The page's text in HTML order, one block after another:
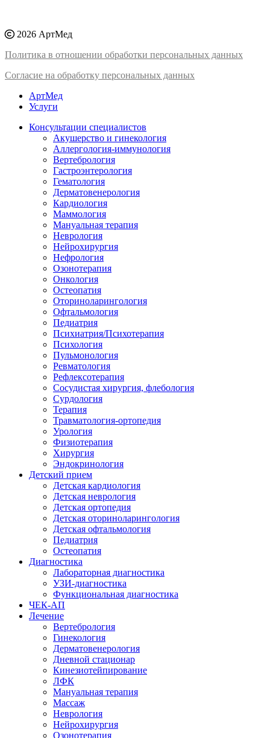
2026 АртМед
Политика в отношении обработки персональных данных
Согласие на обработку персональных данных
АртМед
Услуги
Консультации специалистов
Акушерство и гинекология
Аллергология-иммунология
Вертебрология
Гастроэнтерология
Гематология
Дерматовенерология
Кардиология
Маммология
Мануальная терапия
Неврология
Нейрохирургия
Нефрология
Озонотерапия
Онкология
Остеопатия
Оториноларингология
Офтальмология
Педиатрия
Психиатрия/Психотерапия
Психология
Пульмонология
Ревматология
Рефлексотерапия
Сосудистая хирургия, флебология
Сурдология
Терапия
Травматология-ортопедия
Урология
Физиотерапия
Хирургия
Эндокринология
Детский прием
Детская кардиология
Детская неврология
Детская ортопедия
Детская оториноларингология
Детская офтальмология
Педиатрия
Остеопатия
Диагностика
Лабораторная диагностика
УЗИ-диагностика
Функциональная диагностика
ЧЕК-АП
Лечение
Вертебрология
Гинекология
Дерматовенерология
Дневной стационар
Кинезиотейпирование
ЛФК
Мануальная терапия
Массаж
Неврология
Нейрохирургия
Озонотерапия